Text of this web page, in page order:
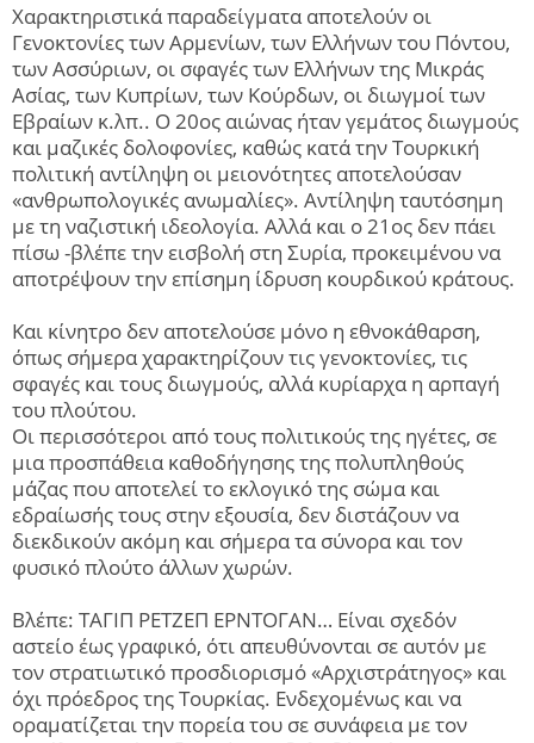
Χαρακτηριστικά παραδείγματα αποτελούν οι
Γενοκτονίες των Αρμενίων, των Ελλήνων του Πόντου,
των Ασσύριων, οι σφαγές των Ελλήνων της Μικράς
Ασίας, των Κυπρίων, των Κούρδων, οι διωγμοί των
Εβραίων κ.λπ.. Ο 20ος αιώνας ήταν γεμάτος διωγμούς
και μαζικές δολοφονίες, καθώς κατά την Τουρκική
πολιτική αντίληψη οι μειονότητες αποτελούσαν
«ανθρωπολογικές ανωμαλίες». Αντίληψη ταυτόσημη
με τη ναζιστική ιδεολογία. Αλλά και ο 21ος δεν πάει
πίσω -βλέπε την εισβολή στη Συρία, προκειμένου να
αποτρέψουν την επίσημη ίδρυση κουρδικού κράτους.
Και κίνητρο δεν αποτελούσε μόνο η εθνοκάθαρση,
όπως σήμερα χαρακτηρίζουν τις γενοκτονίες, τις
σφαγές και τους διωγμούς, αλλά κυρίαρχα η αρπαγή
του πλούτου.
Οι περισσότεροι από τους πολιτικούς της ηγέτες, σε
μια προσπάθεια καθοδήγησης της πολυπληθούς
μάζας που αποτελεί το εκλογικό της σώμα και
εδραίωσής τους στην εξουσία, δεν διστάζουν να
διεκδικούν ακόμη και σήμερα τα σύνορα και τον
φυσικό πλούτο άλλων χωρών.
Βλέπε: ΤΑΓΙΠ ΡΕΤΖΕΠ ΕΡΝΤΟΓΑΝ… Είναι σχεδόν
αστείο έως γραφικό, ότι απευθύνονται σε αυτόν με
τον στρατιωτικό προσδιορισμό «Αρχιστράτηγος» και
όχι πρόεδρος της Τουρκίας. Ενδεχομένως και να
οραματίζεται την πορεία του σε συνάφεια με τον